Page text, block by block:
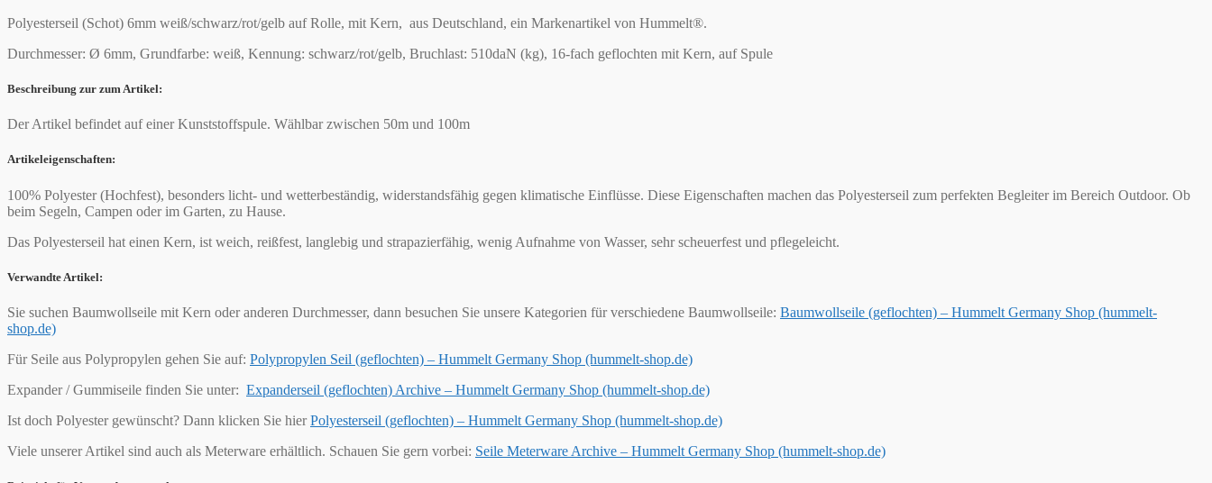
Polyesterseil (Schot) 6mm weiß/schwarz/rot/gelb auf Rolle, mit Kern, aus Deutschland, ein Markenartikel von Hummelt®.
Durchmesser: Ø 6mm, Grundfarbe: weiß, Kennung: schwarz/rot/gelb, Bruchlast: 510daN (kg), 16-fach geflochten mit Kern, auf Spule
Beschreibung zur zum Artikel:
Der Artikel befindet auf einer Kunststoffspule. Wählbar zwischen 50m und 100m
Artikeleigenschaften:
100% Polyester (Hochfest), besonders licht- und wetterbeständig, widerstandsfähig gegen klimatische Einflüsse. Diese Eigenschaften machen das Polyesterseil zum perfekten Begleiter im Bereich Outdoor. Ob
beim Segeln, Campen oder im Garten, zu Hause.
Das Polyesterseil hat einen Kern, ist weich, reißfest, langlebig und strapazierfähig, wenig Aufnahme von Wasser, sehr scheuerfest und pflegeleicht.
Verwandte Artikel:
Sie suchen Baumwollseile mit Kern oder anderen Durchmesser, dann besuchen Sie unsere Kategorien für verschiedene Baumwollseile: Baumwollseile (geflochten) – Hummelt Germany Shop (hummelt-
shop.de)
Für Seile aus Polypropylen gehen Sie auf: Polypropylen Seil (geflochten) – Hummelt Germany Shop (hummelt-shop.de)
Expander / Gummiseile finden Sie unter: Expanderseil (geflochten) Archive – Hummelt Germany Shop (hummelt-shop.de)
Ist doch Polyester gewünscht? Dann klicken Sie hierPolyesterseil (geflochten) – Hummelt Germany Shop (hummelt-shop.de)
Viele unserer Artikel sind auch als Meterware erhältlich. Schauen Sie gern vorbei: Seile Meterware Archive – Hummelt Germany Shop (hummelt-shop.de)